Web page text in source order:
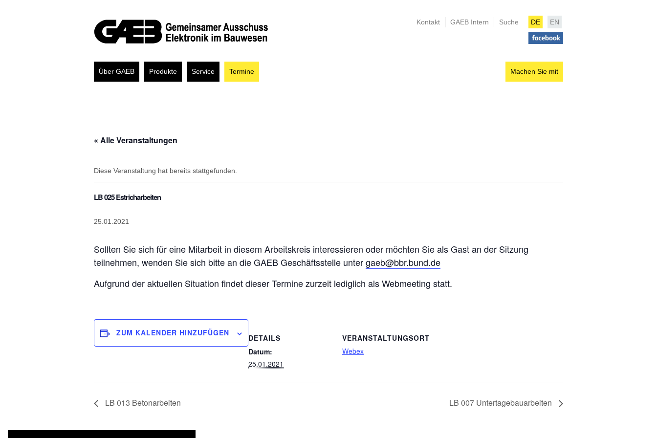
Kontakt GAEB Intern Suche DE EN
Über GAEB Produkte Service Termine Machen Sie mit
« Alle Veranstaltungen
Diese Veranstaltung hat bereits stattgefunden.
LB 025 Estricharbeiten
25.01.2021
Sollten Sie sich für eine Mitarbeit in diesem Arbeitskreis interessieren oder möchten Sie als Gast an der Sitzung
teilnehmen, wenden Sie sich bitte an die GAEB Geschäftsstelle untergaeb@bbr.bund.de
Aufgrund der aktuellen Situation findet dieser Termine zurzeit lediglich als Webmeeting statt.
ZUM KALENDER HINZUFÜGEN
DETAILS
Datum:
25.01.2021
VERANSTALTUNGSORT
Webex
LB 013 Betonarbeiten LB 007 Untertagebauarbeiten